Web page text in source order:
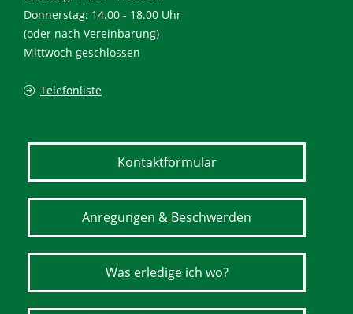
Donnerstag: 14.00 - 18.00 Uhr
(oder nach Vereinbarung)
Mittwoch geschlossen
Telefonliste
Kontaktformular
Anregungen & Beschwerden
Was erledige ich wo?